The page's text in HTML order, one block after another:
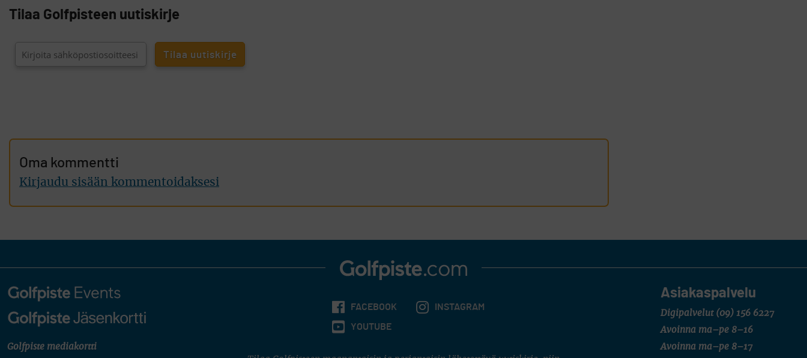
Tilaa Golfpisteen uutiskirje
Oma kommentti
Kirjaudu sisään kommentoidaksesi
Golfpiste mediakortti
Asiakaspalvelu
Digipalvelut (09) 156 6227
Avoinna ma–pe 8–16
Avoinna ma–pe 8–17
FACEBOOK INSTAGRAM
YOUTUBE